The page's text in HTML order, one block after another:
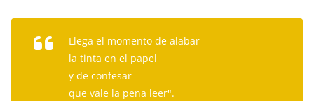
Llega el momento de alabar
la tinta en el papel
y de confesar
que vale la pena leer".